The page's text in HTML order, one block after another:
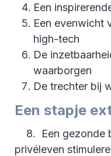
Een
Een evenwicht
high-tech
De
waarborgen
De trechter bij
Een stapje
8. Een gezonde
privéleven